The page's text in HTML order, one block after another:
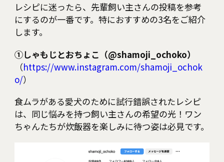
レシピに迷ったら、先輩飼い主さんの投稿を参考
にするのが一番です。特におすすめの3名をご紹介
します。
①しゃもじとおちょこ（@shamoji_ochoko）
（https://www.instagram.com/shamoji_ochok
o/）
食ムラがある愛犬のために試行錯誤されたレシピ
は、同じ悩みを持つ飼い主さんの希望の光！ワン
ちゃんたちが炊飯器を楽しみに待つ姿は必見です。